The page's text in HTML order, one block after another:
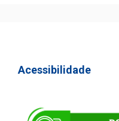
Acessibilidade